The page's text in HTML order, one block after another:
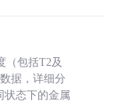
（包括T2及
据，详细分
状态下的金属